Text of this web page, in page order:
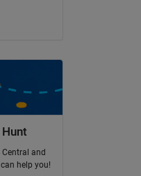
Central and
help you!